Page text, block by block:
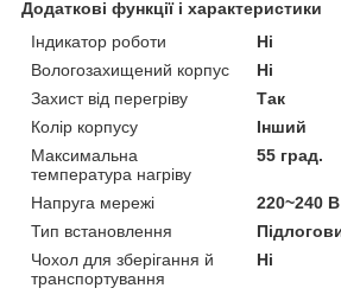
Додаткові функції і характеристики
Індикатор роботи
Ні
Вологозахищений корпус
Ні
Захист від перегріву
Так
Колір корпусу
Інший
Максимальна
температура нагріву
55 град.
Напруга мережі
220~240 В
Тип встановлення
Чохол для зберігання й
транспортування
Ні